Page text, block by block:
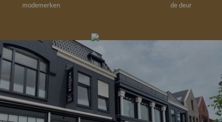
modemerken
de deur
drankje
Gratis retourneren in
de winkel
Deskundig
kledingadvies